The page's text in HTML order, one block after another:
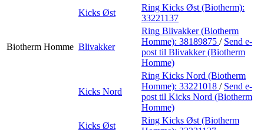
Kicks Øst
Ring Kicks Øst (Biotherm):
33221137
Biotherm Homme Blivakker
Ring Blivakker (Biotherm
Homme): 38189875 / Send e-
post til Blivakker (Biotherm
Homme)
Kicks Nord
Ring Kicks Nord (Biotherm
Homme): 33221018 / Send e-
post til Kicks Nord (Biotherm
Homme)
Kicks Øst
Ring Kicks Øst (Biotherm